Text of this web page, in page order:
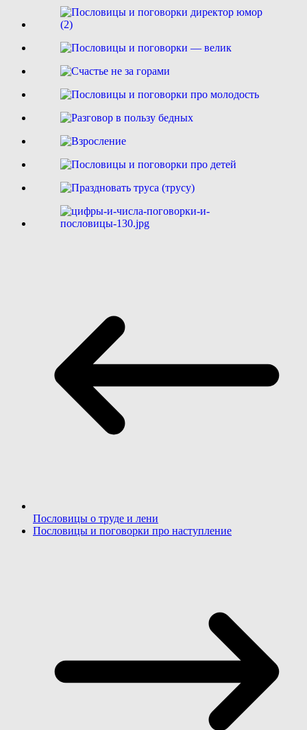
Пословицы о труде и лени
Пословицы и поговорки про наступление